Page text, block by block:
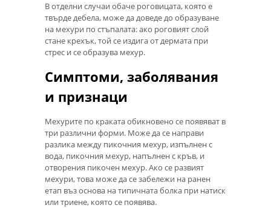
В отделни случаи обаче роговицата, която е
твърде дебела, може да доведе до образуване
на мехури по стъпалата: ако роговият слой
стане крехък, той се издига от дермата при
стрес и се образува мехур.
Симптоми, заболявания
и признаци
Мехурите по краката обикновено се появяват в
три различни форми. Може да се направи
разлика между пикочния мехур, изпълнен с
вода, пикочния мехур, напълнен с кръв, и
отворения пикочен мехур. Ако се развият
мехури, това може да се забележи на ранен
етап въз основа на типичната болка при натиск
или триене, която се появява.